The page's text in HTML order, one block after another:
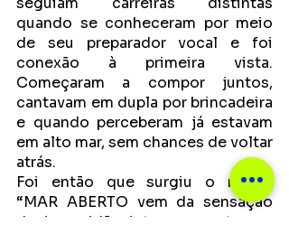
quando se conheceram por meio
de seu preparador vocal e foi
conexão à primeira vista.
Começaram a compor juntos,
cantavam em dupla por brincadeira
e quando perceberam já estavam
em alto mar, sem chances de voltar
atrás.
Foi então que surgiu o nome:
“MAR ABERTO vem da sensação
de imensidão interna que temos